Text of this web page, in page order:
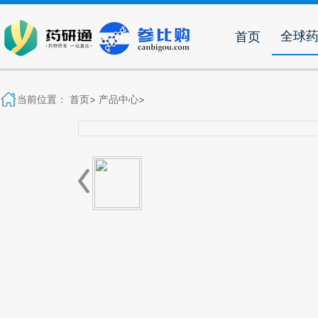
首页 全球
当前位置： 首页> 产品中心>